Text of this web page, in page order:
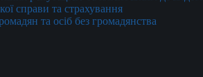
справи та страхування
та осіб без громадянства